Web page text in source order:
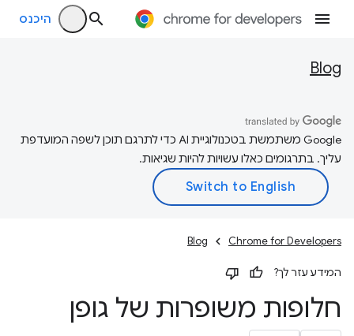
היכנס
Blog
‫Google משתמשת בטכנולוגיית AI כדי לתרגם תוכן לשפה המועדפת
עליך. בתרגומים כאלו עשויות להיות שגיאות.
Chrome for Developers
Blog
המידע עזר לך?
חלופות משופרות של גופן